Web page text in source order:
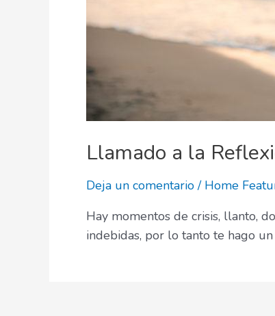
Llamado a la
Deja un comentario / Home
Hay momentos de crisis, llanto,
indebidas, por lo tanto te hago